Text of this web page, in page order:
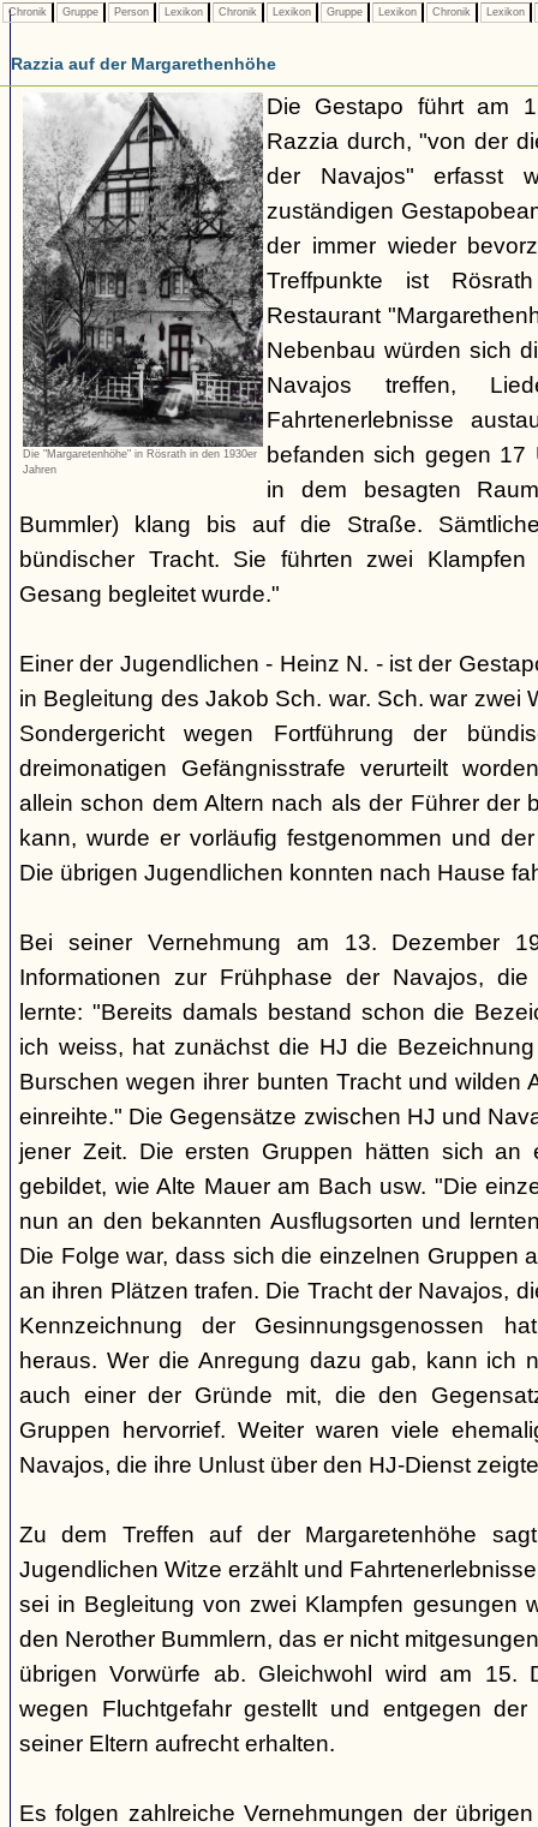
Chronik Gruppe Person Lexikon Chronik Lexikon Gruppe Lexikon Chronik Lexikon
Razzia auf der Margarethenhöhe
Die "Margaretenhöhe" in Rösrath in den 1930er
Jahren
Die Gestapo führt am
Razzia durch, "von der
der Navajos" erfasst
zuständigen
der immer wieder
Treffpunkte ist
Restaurant
Nebenbau würden sich
Navajos treffen,
Fahrtenerlebnisse
befanden sich gegen 17
in dem besagten
Bummler) klang bis auf die Straße.
bündischer Tracht. Sie führten zwei
Gesang begleitet wurde."
Einer der Jugendlichen - Heinz N. - ist der
in Begleitung des Jakob Sch. war. Sch. war zwei
Sondergericht wegen Fortführung der
dreimonatigen Gefängnisstrafe verurteilt
allein schon dem Altern nach als der Führer der
kann, wurde er vorläufig festgenommen und
Die übrigen Jugendlichen konnten nach Hause
Bei seiner Vernehmung am 13. Dezember
Informationen zur Frühphase der Navajos,
lernte: "Bereits damals bestand schon die
ich weiss, hat zunächst die HJ die
Burschen wegen ihrer bunten Tracht und wilden
einreihte." Die Gegensätze zwischen HJ und
jener Zeit. Die ersten Gruppen hätten sich an
gebildet, wie Alte Mauer am Bach usw. "Die
nun an den bekannten Ausflugsorten und
Die Folge war, dass sich die einzelnen Gruppen
an ihren Plätzen trafen. Die Tracht der Navajos,
Kennzeichnung der Gesinnungsgenossen
heraus. Wer die Anregung dazu gab, kann ich
auch einer der Gründe mit, die den
Gruppen hervorrief. Weiter waren viele
Navajos, die ihre Unlust über den HJ-Dienst
Zu dem Treffen auf der Margaretenhöhe
Jugendlichen Witze erzählt und
sei in Begleitung von zwei Klampfen gesungen
den Nerother Bummlern, das er nicht
übrigen Vorwürfe ab. Gleichwohl wird am 15.
wegen Fluchtgefahr gestellt und entgegen
seiner Eltern aufrecht erhalten.
Es folgen zahlreiche Vernehmungen der